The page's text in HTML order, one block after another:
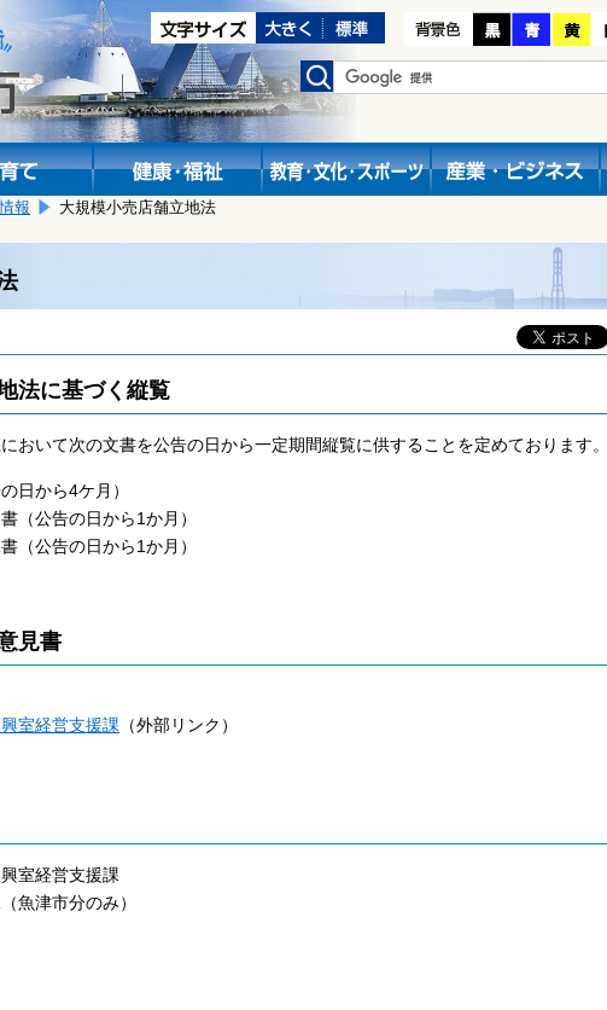
報 大規模小売店舗立地法
法に基づく縦覧
おいて次の文書を公告の日から一定期間縦覧に供することを定めております。
日から4ケ月）
（公告の日から1か月）
（公告の日から1か月）
見書
室経営支援課 （外部リンク）
室経営支援課
魚津市分のみ）